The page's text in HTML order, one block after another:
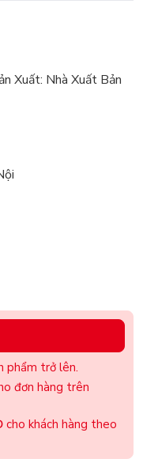
Xuất: Nhà Xuất Bản
phẩm trở lên.
đơn hàng trên
cho khách hàng theo